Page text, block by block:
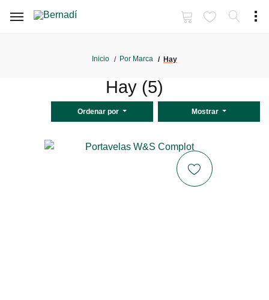
Inicio Por Marca Hay
Hay (5)
Ordenar por Mostrar